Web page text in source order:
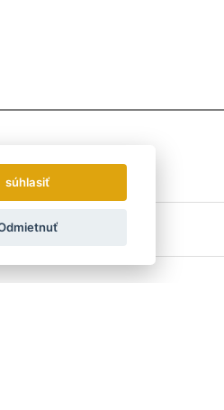
súhlasiť